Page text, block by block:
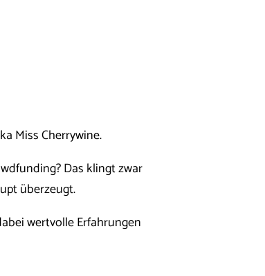
Miss Cherrywine.
Das klingt zwar
überzeugt.
wertvolle Erfahrungen